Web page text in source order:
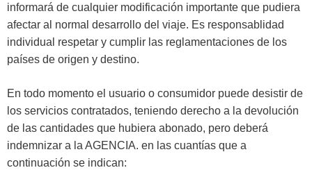
informará de cualquier modificación importante que pudiera
afectar al normal desarrollo del viaje. Es responsablidad
individual respetar y cumplir las reglamentaciones de los
países de origen y destino.
En todo momento el usuario o consumidor puede desistir de
los servicios contratados, teniendo derecho a la devolución
de las cantidades que hubiera abonado, pero deberá
indemnizar a la AGENCIA. en las cuantías que a
continuación se indican: